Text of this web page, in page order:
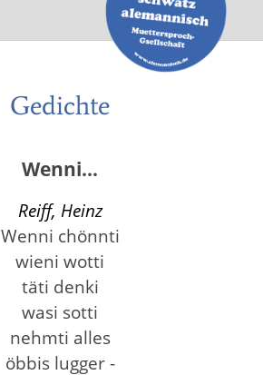
Gedichte
Wenni...
Reiff, Heinz
Wenni chönnti
wieni wotti
täti denki
wasi sotti
nehmti alles
öbbis lugger -